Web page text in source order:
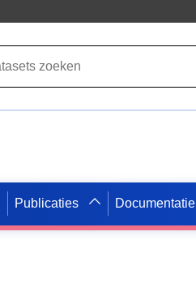
Publicaties Documentatie